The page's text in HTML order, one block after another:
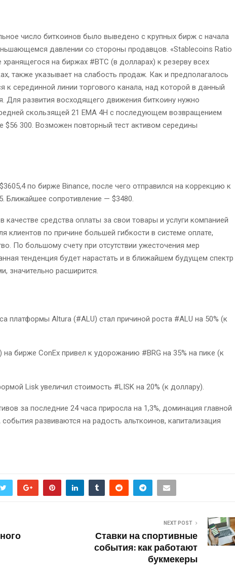
число биткоинов было выведено с крупных бирж с начала
давлении со стороны продавцов. «Stablecoins Ratio
на биржах #BTC (в долларах) к резерву всех
также указывает на слабость продаж. Как и предполагалось
к серединной линии торгового канала, над которой в данный
Для развития восходящего движения биткоину нужно
скользящей 21 EMA 4H c последующем возвращением
$56 300. Возможен повторный тест активом середины
по бирже Binance, после чего отправился на коррекцию к
Ближайшее сопротивление — $3480.
средства оплаты за свои товары и услуги компанией
клиентов по причине большей гибкости в системе оплате,
По большому счету при отсутствии ужесточения мер
тенденция будет нарастать и в ближайшем будущем спектр
значительно расширится.
платформы Altura (#ALU) стал причиной роста #ALU на 50% (к
на бирже ConEx привел к удорожанию #BRG на 35% на пике (к
Lisk увеличил стоимость #LISK на 20% (к доллару).
за последние 24 часа приросла на 1,3%, доминация главной
развиваются на радость альткоинов, капитализация
NEXT POST
Ставки на спортивные
события: как работают
букмекеры